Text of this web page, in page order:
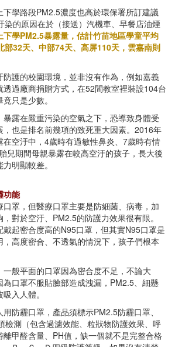
學路段PM2.5濃度也高於環保署所訂建議
染的原因在於（接送）汽機車、早餐店油煙
下學PM2.5暴露量，估計竹苗地區學童平均
部32天、中部74天、高屏110天，雲嘉南則
護的校園環境，並非沒有作為，例如嘉義
透過廠商捐贈方式，在52間教室裡裝設104台
只是少數。
露在嚴重污染的空氣之下，恐導致身體受
也是排名前幾項的致死重大因素。2016年
空汙中，4歲時有過敏性鼻炎、7歲時有情
兒期間母親暴露在較高空汙的孩子，長大後
明顯較差。
功能
罩，但醫療口罩主要是防細菌、病毒，加
對於空汙、PM2.5的防護力效果很有限。
起密合度高的N95口罩，但其實N95口罩是
高度密合、不透氣的情況下，孩子們根本
一般平面的口罩因為密合度不足，不論大
為口罩不服貼臉部造成洩漏，PM2.5、細懸
入人體。
防霾口罩，產品須標示PM2.5防霾口罩、
檢測（包含過濾效能、粒狀物防護效果、呼
甲醛含量、PH值，缺一個就不是完整合格